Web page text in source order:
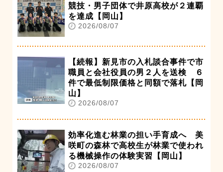
競技・男子団体で井原高校が２連覇
を達成【岡山】
2026/08/07
【続報】新見市の入札談合事件で市
職員と会社役員の男２人を送検 ６
件で最低制限価格と同額で落札【岡
山】
2026/08/07
効率化進む林業の担い手育成へ 美
咲町の森林で高校生が林業で使われ
る機械操作の体験実習【岡山】
2026/08/07